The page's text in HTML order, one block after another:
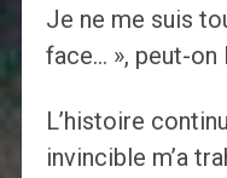
Je ne me suis
face… », peut-on
L’histoire
invincible m’a